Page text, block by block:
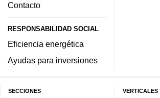
Contacto
RESPONSABILIDAD SOCIAL
Eficiencia energética
Ayudas para inversiones
SECCIONES VERTICALES